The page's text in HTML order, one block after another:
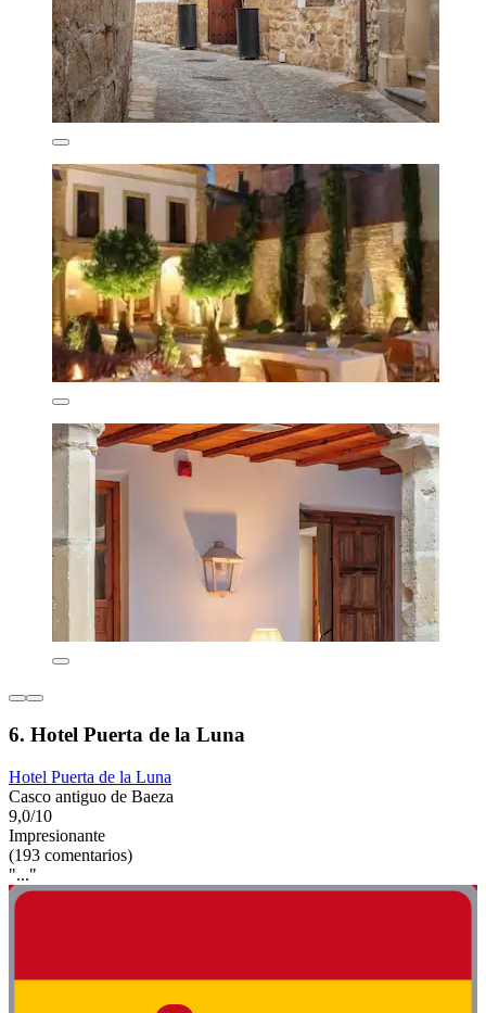
6. Hotel Puerta de la Luna
Hotel Puerta de la Luna
Casco antiguo de Baeza
9,0/10
Impresionante
(193 comentarios)
"..."